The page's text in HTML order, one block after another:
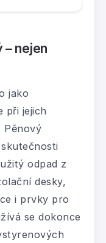
nejen
jako
při jejich
Pěnový
odpad z
desky,
i prvky pro
se dokonce